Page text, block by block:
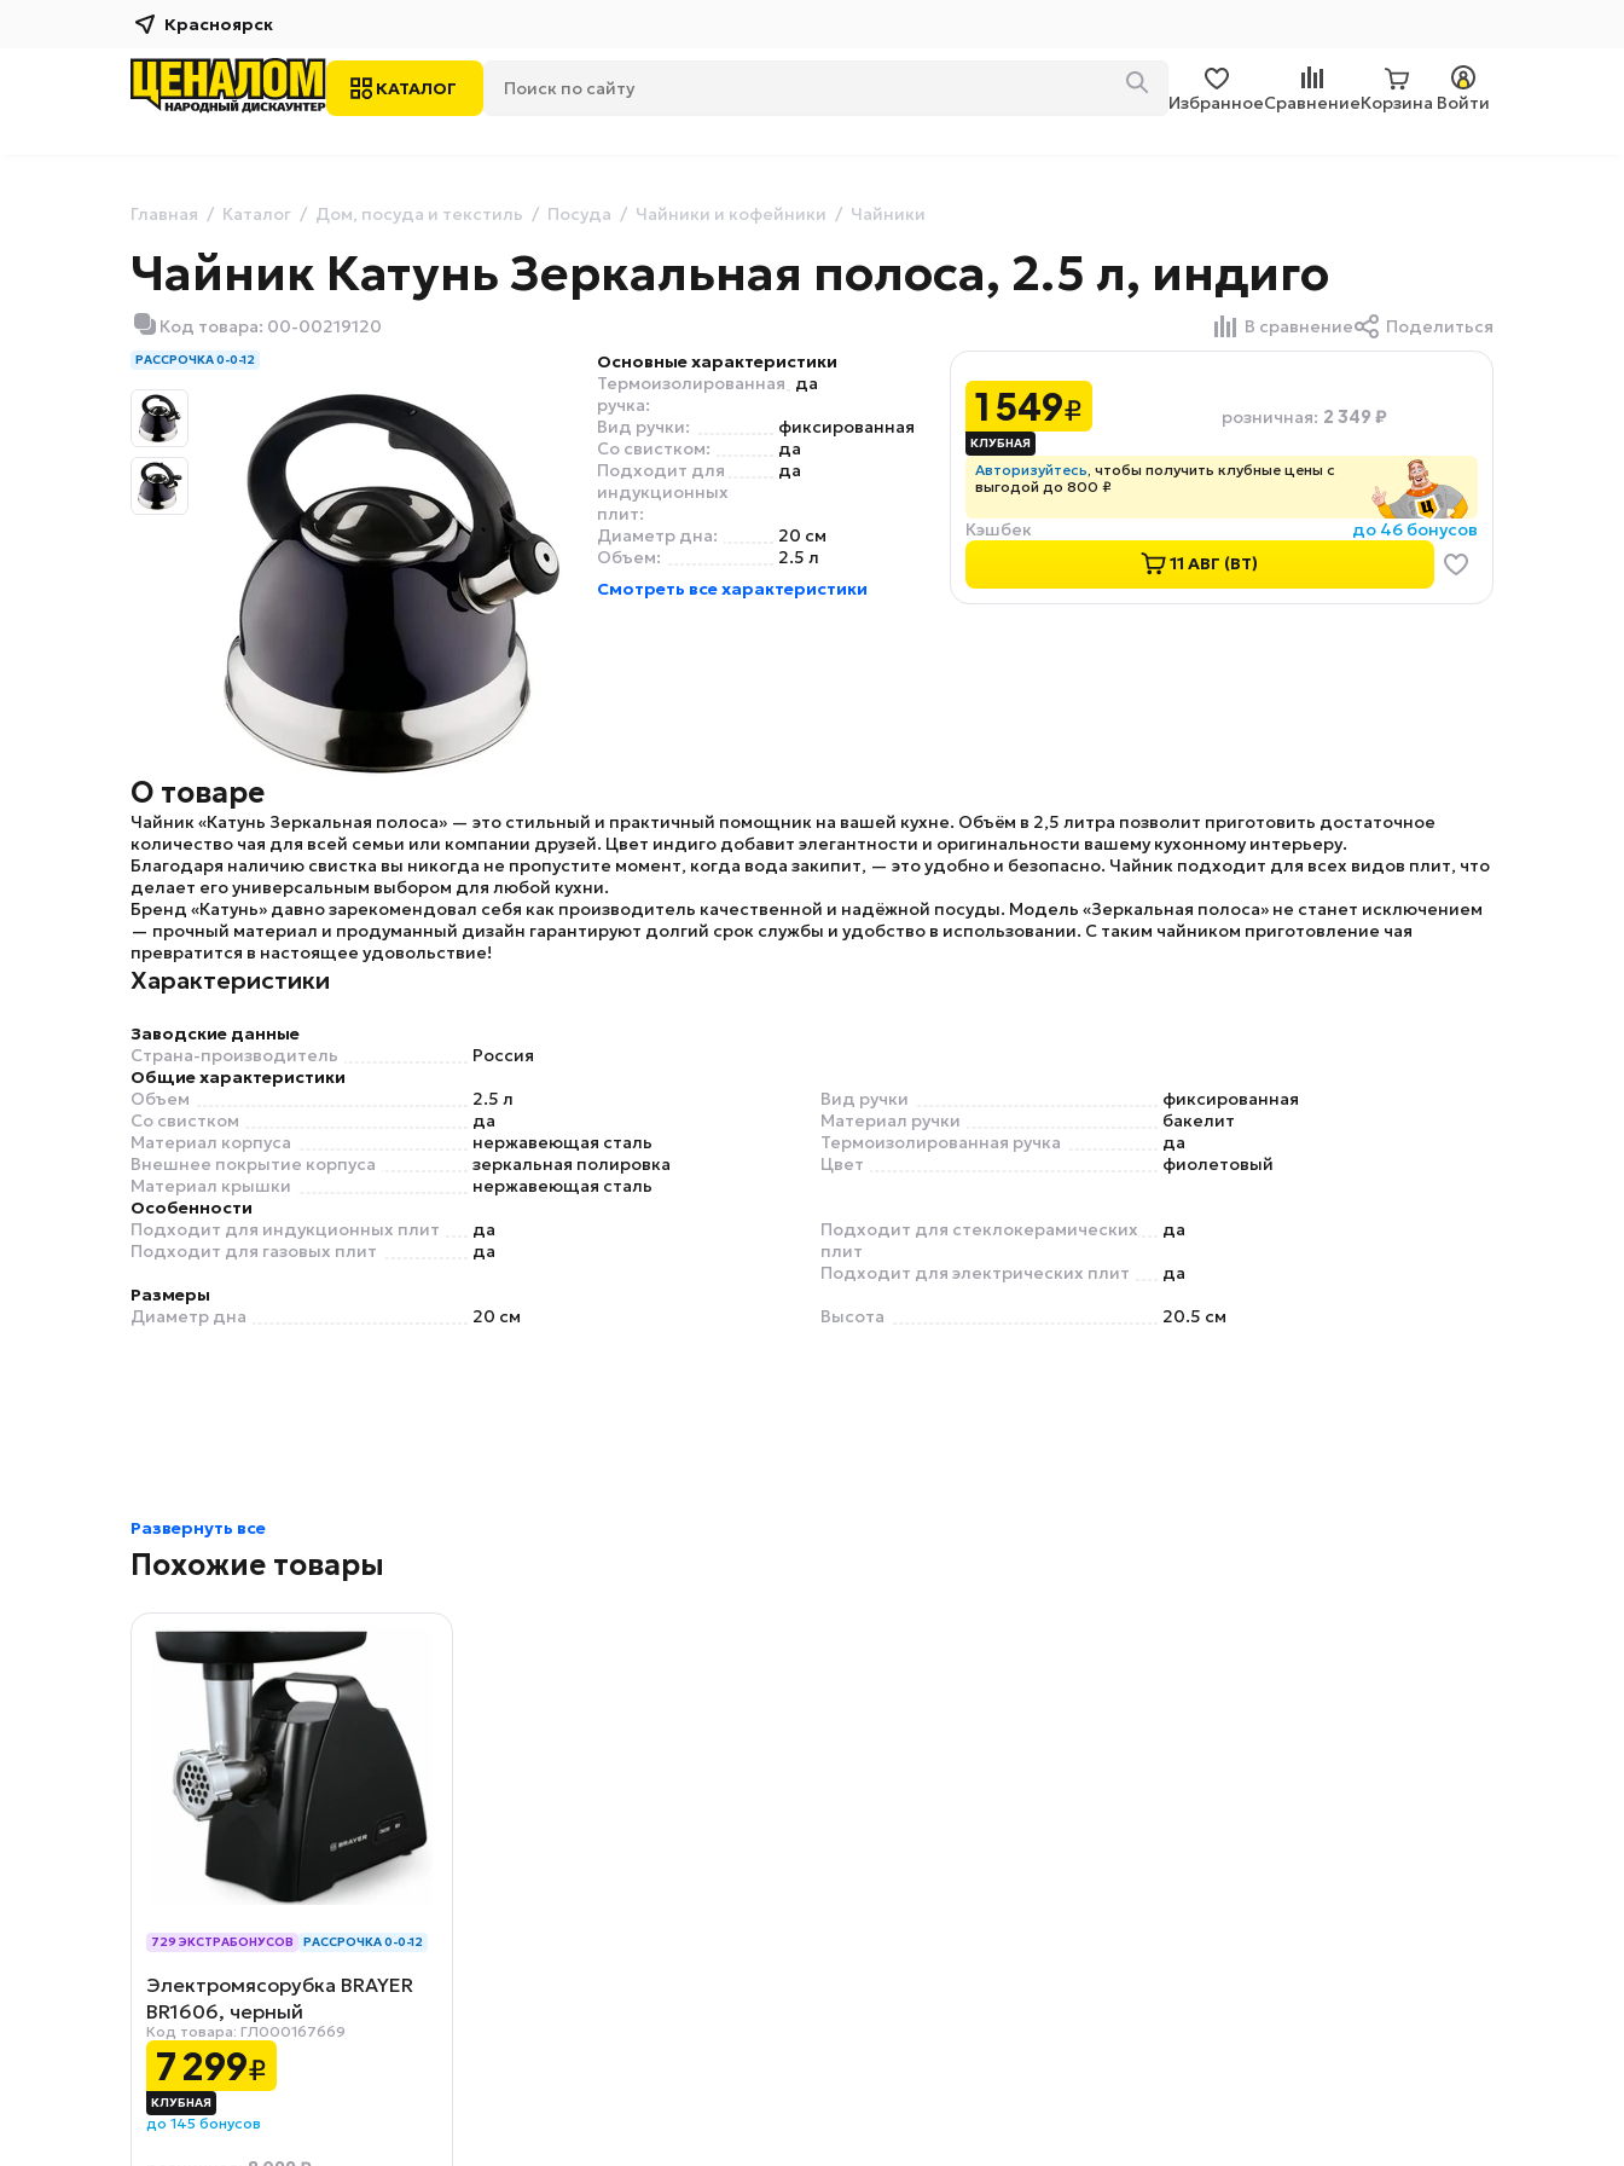
Красноярск
КАТАЛОГ
ИзбранноеСравнениеКорзина Войти
Главная Каталог Дом, посуда и текстиль Посуда Чайники и кофейники Чайники
Чайник Катунь Зеркальная полоса, 2.5 л, индиго
Код товара: 00-00219120 В сравнение Поделиться
РАССРОЧКА 0-0-12
Основные характеристики
Термоизолированная
ручка:
да
Вид ручки:
фиксированная
Со свистком:
да
Подходит для
индукционных
плит:
да
Диаметр дна:
20 см
Объем:
2.5 л
Смотреть все характеристики
1 549₽ розничная: 2 349 ₽
Авторизуйтесь, чтобы получить клубные цены с
выгодой до 800 ₽
Кэшбек
до 46 бонусов
11 АВГ (ВТ)
О товаре
Чайник «Катунь Зеркальная полоса» — это стильный и практичный помощник на вашей кухне. Объём в 2,5 литра позволит приготовить достаточное
количество чая для всей семьи или компании друзей. Цвет индиго добавит элегантности и оригинальности вашему кухонному интерьеру.
Благодаря наличию свистка вы никогда не пропустите момент, когда вода закипит, — это удобно и безопасно. Чайник подходит для всех видов плит, что
делает его универсальным выбором для любой кухни.
Бренд «Катунь» давно зарекомендовал себя как производитель качественной и надёжной посуды. Модель «Зеркальная полоса» не станет исключением
— прочный материал и продуманный дизайн гарантируют долгий срок службы и удобство в использовании. С таким чайником приготовление чая
превратится в настоящее удовольствие!
Характеристики
Заводские данные
Страна-производитель
Россия
Общие характеристики
Объем
2.5 л
Со свистком
да
Материал корпуса
нержавеющая сталь
Внешнее покрытие корпуса
зеркальная полировка
Материал крышки
нержавеющая сталь
Вид ручки
фиксированная
Материал ручки
бакелит
Термоизолированная ручка
да
Цвет
фиолетовый
Особенности
Подходит для индукционных плит
да
Подходит для газовых плит
да
Подходит для стеклокерамических
плит
да
Подходит для электрических плит
да
Размеры
Диаметр дна
20 см Высота 20.5 см
Развернуть все
Похожие товары
729 ЭКСТРАБОНУСОВ РАССРОЧКА 0-0-12
Электромясорубка BRAYER
BR1606, черный
Код товара: ГЛ000167669
7 299₽
до 145 бонусов